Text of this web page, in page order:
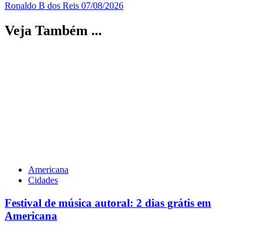
Ronaldo B dos Reis 07/08/2026
Veja Também ...
Americana
Cidades
Festival de música autoral: 2 dias grátis em
Americana